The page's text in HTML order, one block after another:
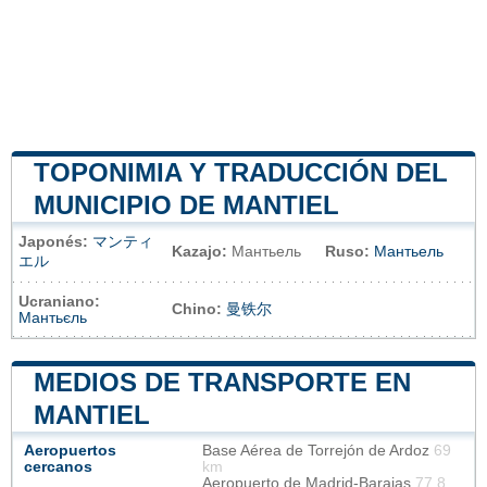
TOPONIMIA Y TRADUCCIÓN DEL
MUNICIPIO DE MANTIEL
Japonés: マンティ
エル
Kazajo: Мантьель Ruso: Мантьель
Ucraniano:
Мантьєль
Chino: 曼铁尔
MEDIOS DE TRANSPORTE EN
MANTIEL
Aeropuertos
cercanos
Base Aérea de Torrejón de Ardoz 69
km
Aeropuerto de Madrid-Barajas 77.8